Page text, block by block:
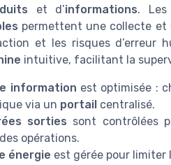
et d’informations. Les
permettent une collecte et
et les risques d’erreur
intuitive, facilitant la
information est optimisée :
via un portail centralisé.
sorties sont contrôlées
opérations.
énergie est gérée pour